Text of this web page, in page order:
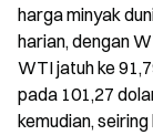
harga minyak
harian, dengan
WTI jatuh ke
pada 101,27
kemudian,